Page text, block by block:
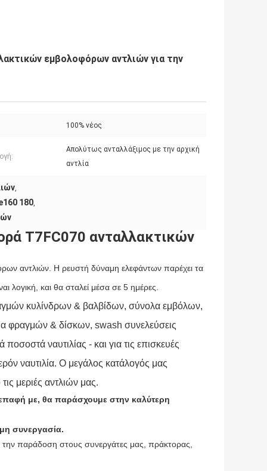
εμβολοφόρων αντλιών για την
100% νέος
Απολύτως ανταλλάξιμος με την αρχική
αντλία
180
T7FC070 ανταλλακτικών
αντλιών. Η ρευστή δύναμη ελεφάντων παρέχει τα
λογική, και θα σταλεί μέσα σε 5 ημέρες.
κυλίνδρων & βαλβίδων, σύνολα εμβόλων,
φραγμών & δίσκων, swash συνελεύσεις
ναυτιλίας - και για τις επισκευές
ναυτιλία. Ο μεγάλος κατάλογός μας
μεριές αντλιών μας.
με, θα παράσχουμε στην καλύτερη
συνεργασία.
την παράδοση στους συνεργάτες μας, πράκτορας,